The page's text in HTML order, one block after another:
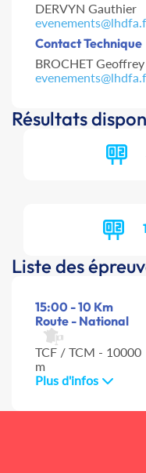
DERVYN Gauthier
Contact Technique
BROCHET Geoffrey
Résultats
Liste des
15:00 - 10 Km
Route - National
TCF / TCM - 10000
m
Plus d'infos